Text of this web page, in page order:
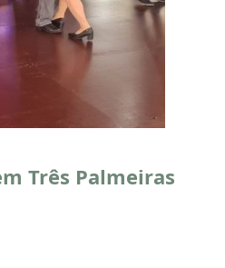
Três Palmeiras